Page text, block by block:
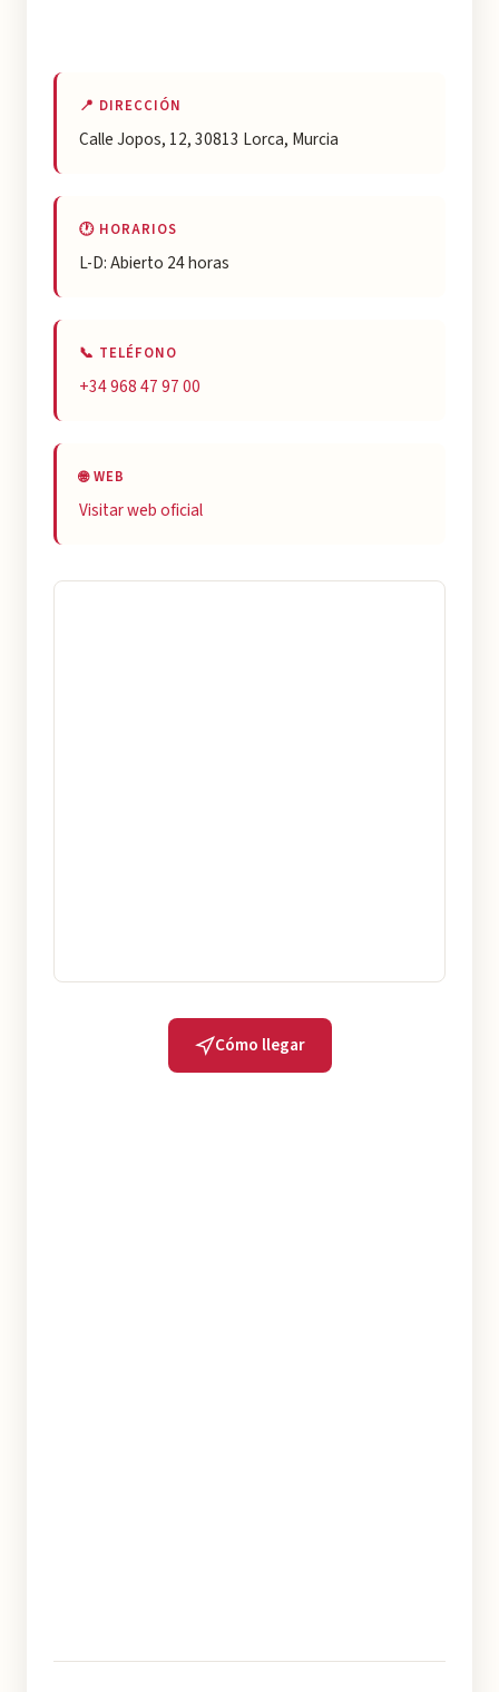
📍 DIRECCIÓN
Calle Jopos, 12, 30813 Lorca, Murcia
🕐 HORARIOS
L-D: Abierto 24 horas
📞 TELÉFONO
+34 968 47 97 00
🌐 WEB
Visitar web oficial
Cómo llegar